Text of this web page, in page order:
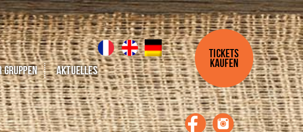
Gruppen Aktuelles
TICKETS
KAUFEN